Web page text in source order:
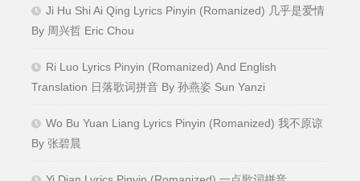
Ji Hu Shi Ai Qing Lyrics Pinyin (Romanized) 几乎是爱情
By 周兴哲 Eric Chou
Ri Luo Lyrics Pinyin (Romanized) And English
Translation 日落歌词拼音 By 孙燕姿 Sun Yanzi
Wo Bu Yuan Liang Lyrics Pinyin (Romanized) 我不原谅
By 张碧晨